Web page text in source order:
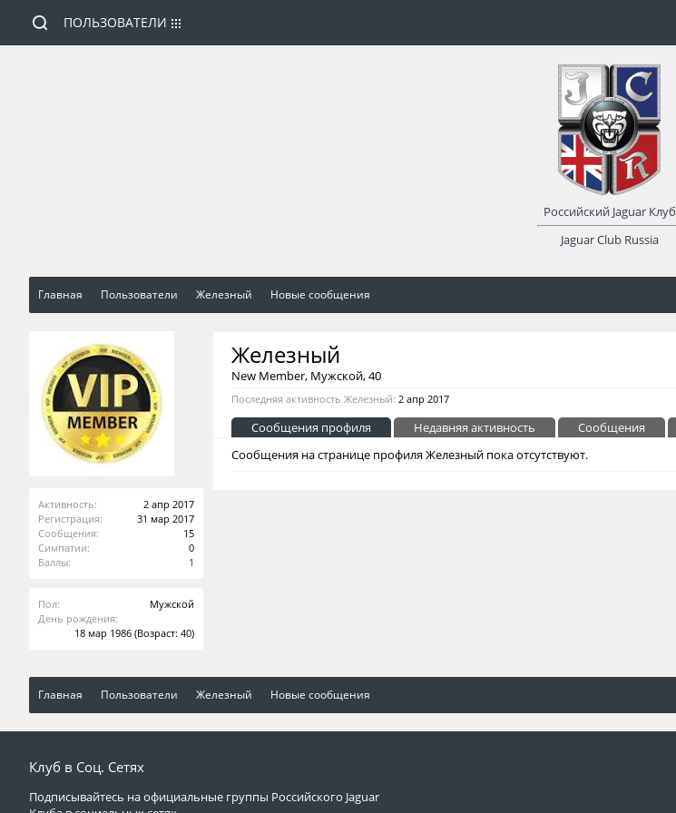
Главная Пользователи Железный Новые сообщения
Активность:
2 апр 2017
Регистрация:
31 мар 2017
Сообщения:
15
Симпатии:
0
Баллы:
1
Пол:
Мужской
День рождения:
18 мар 1986 (Возраст: 40)
Железный
New Member, Мужской, 40
Последняя активность Железный: 2 апр 2017
Сообщения профиля Недавняя активность Сообщения
Сообщения на странице профиля Железный пока отсутствуют.
Главная Пользователи Железный Новые сообщения
ПОЛЬЗОВАТЕЛИ
Российский Jaguar Клуб
Jaguar Club Russia
Клуб в Соц. Сетях
Подписывайтесь на официальные группы Российского Jaguar